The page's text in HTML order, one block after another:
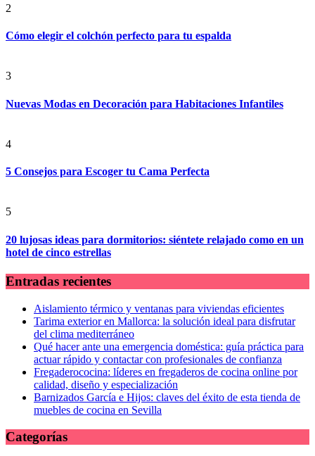
2
Cómo elegir el colchón perfecto para tu espalda
3
Nuevas Modas en Decoración para Habitaciones Infantiles
4
5 Consejos para Escoger tu Cama Perfecta
5
20 lujosas ideas para dormitorios: siéntete relajado como en un
hotel de cinco estrellas
Entradas recientes
Aislamiento térmico y ventanas para viviendas eficientes
Tarima exterior en Mallorca: la solución ideal para disfrutar
del clima mediterráneo
Qué hacer ante una emergencia doméstica: guía práctica para
actuar rápido y contactar con profesionales de confianza
Fregaderococina: líderes en fregaderos de cocina online por
calidad, diseño y especialización
Barnizados García e Hijos: claves del éxito de esta tienda de
muebles de cocina en Sevilla
Categorías